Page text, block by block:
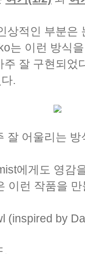
상적인 부분은
는 이런 방식
주 잘 구현되었
.
잘 어울리는 방
에게도 영감
이런 작품을
.